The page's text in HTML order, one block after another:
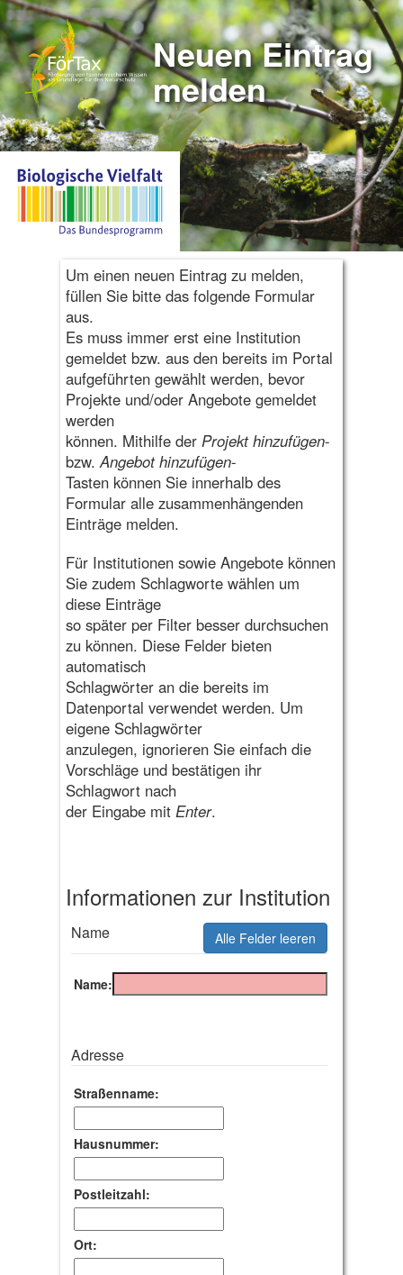
Neuen Eintrag
melden
Um einen neuen Eintrag zu melden,
füllen Sie bitte das folgende Formular
aus.
Es muss immer erst eine Institution
gemeldet bzw. aus den bereits im Portal
aufgeführten gewählt werden, bevor
Projekte und/oder Angebote gemeldet
werden
können. Mithilfe derProjekt hinzufügen-
bzw.Angebot hinzufügen-
Tasten können Sie innerhalb des
Formular alle zusammenhängenden
Einträge melden.
Für Institutionen sowie Angebote können
Sie zudem Schlagworte wählen um
diese Einträge
so später per Filter besser durchsuchen
zu können. Diese Felder bieten
automatisch
Schlagwörter an die bereits im
Datenportal verwendet werden. Um
eigene Schlagwörter
anzulegen, ignorieren Sie einfach die
Vorschläge und bestätigen ihr
Schlagwort nach
der Eingabe mitEnter.
Informationen zur Institution
Name Alle Felder leeren
Name:
Adresse
Straßenname:
Hausnummer:
Postleitzahl:
Ort: